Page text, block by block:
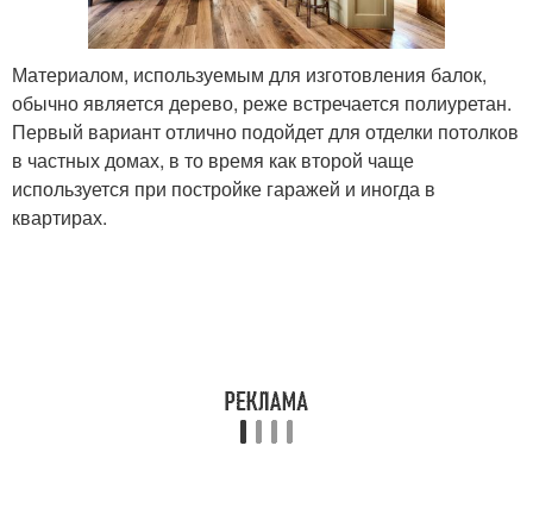
Материалом, используемым для изготовления балок,
обычно является дерево, реже встречается полиуретан.
Первый вариант отлично подойдет для отделки потолков
в частных домах, в то время как второй чаще
используется при постройке гаражей и иногда в
квартирах.